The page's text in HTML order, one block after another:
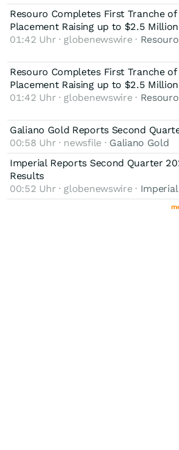
Resouro Completes First Tranche
Placement Raising up to $2.5 Million
01:42 Uhr · globenewswire ·
Resouro Completes First Tranche
Placement Raising up to $2.5 Million
01:42 Uhr · globenewswire ·
Galiano Gold Reports Second
00:58 Uhr · newsfile · Galiano Gold
Imperial Reports Second Quarter
Results
00:52 Uhr · globenewswire ·